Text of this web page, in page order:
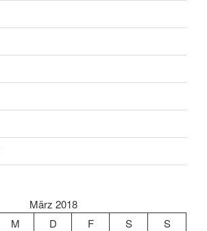
März 2018
M D F S
S